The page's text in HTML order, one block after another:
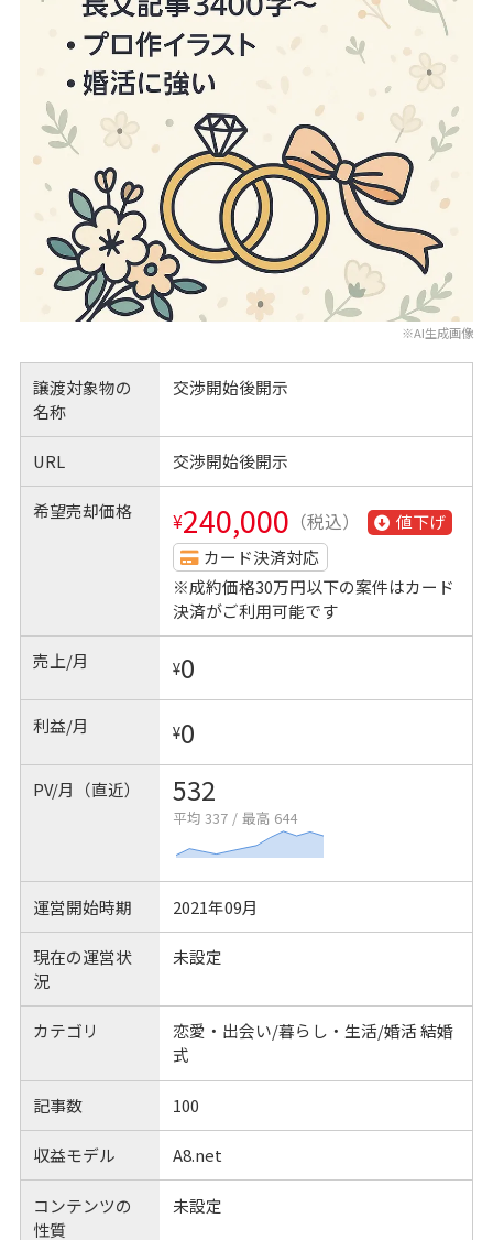
※AI生成画像
譲渡対象物の
名称
交渉開始後開示
URL 交渉開始後開示
希望売却価格 ¥240,000 （税込）
値下げ
カード決済対応
※成約価格30万円以下の案件はカード
決済がご利用可能です
売上/月 ¥0
利益/月 ¥0
PV/月（直近） 532
平均 337 / 最高 644
運営開始時期 2021年09月
現在の運営状
況
未設定
カテゴリ
恋愛・出会い/暮らし・生活/婚活 結婚
式
記事数 100
収益モデル A8.net
コンテンツの
性質
未設定